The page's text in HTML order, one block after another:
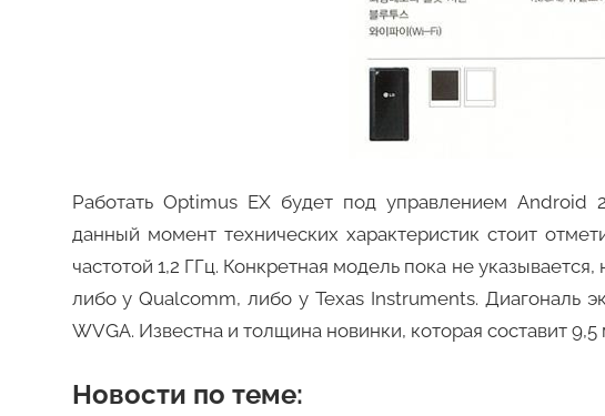
Работать Optimus EX будет под управлением Android
данный момент технических характеристик стоит
частотой 1,2 ГГц. Конкретная модель пока не
либо у Qualcomm, либо у Texas Instruments. Диагональ
WVGA. Известна и толщина новинки, которая составит 9,5
Новости по теме: